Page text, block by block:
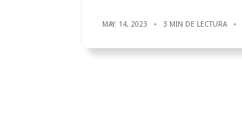
MAY. 14, 2023 3 MIN DE LECTURA